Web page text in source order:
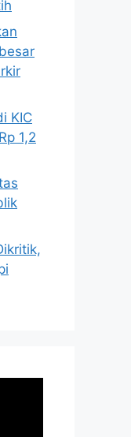
KIC
1,2